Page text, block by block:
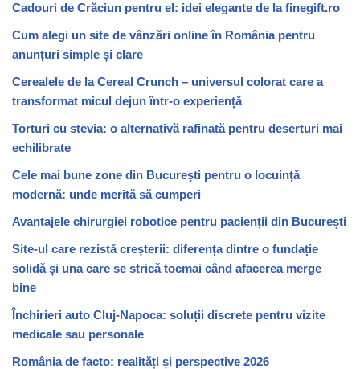
Cadouri de Crăciun pentru el: idei elegante de la finegift.ro
Cum alegi un site de vânzări online în România pentru
anunțuri simple și clare
Cerealele de la Cereal Crunch – universul colorat care a
transformat micul dejun într-o experiență
Torturi cu stevia: o alternativă rafinată pentru deserturi mai
echilibrate
Cele mai bune zone din București pentru o locuință
modernă: unde merită să cumperi
Avantajele chirurgiei robotice pentru pacienții din București
Site-ul care rezistă creșterii: diferența dintre o fundație
solidă și una care se strică tocmai când afacerea merge
bine
Închirieri auto Cluj-Napoca: soluții discrete pentru vizite
medicale sau personale
România de facto: realități și perspective 2026